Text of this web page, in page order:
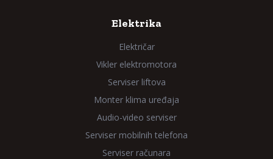
Elektrika
Električar
Vikler elektromotora
Serviser liftova
Monter klima uređaja
Audio-video serviser
Serviser mobilnih telefona
Serviser računara